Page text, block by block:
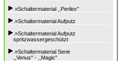
.»Schaltermaterial ,,Perilex"
.»Schaltermaterial Aufputz
.»Schaltermaterial Aufputz
spritzwassergeschützt
.»Schaltermaterial Serie
,,Venus" - ,,Magic"